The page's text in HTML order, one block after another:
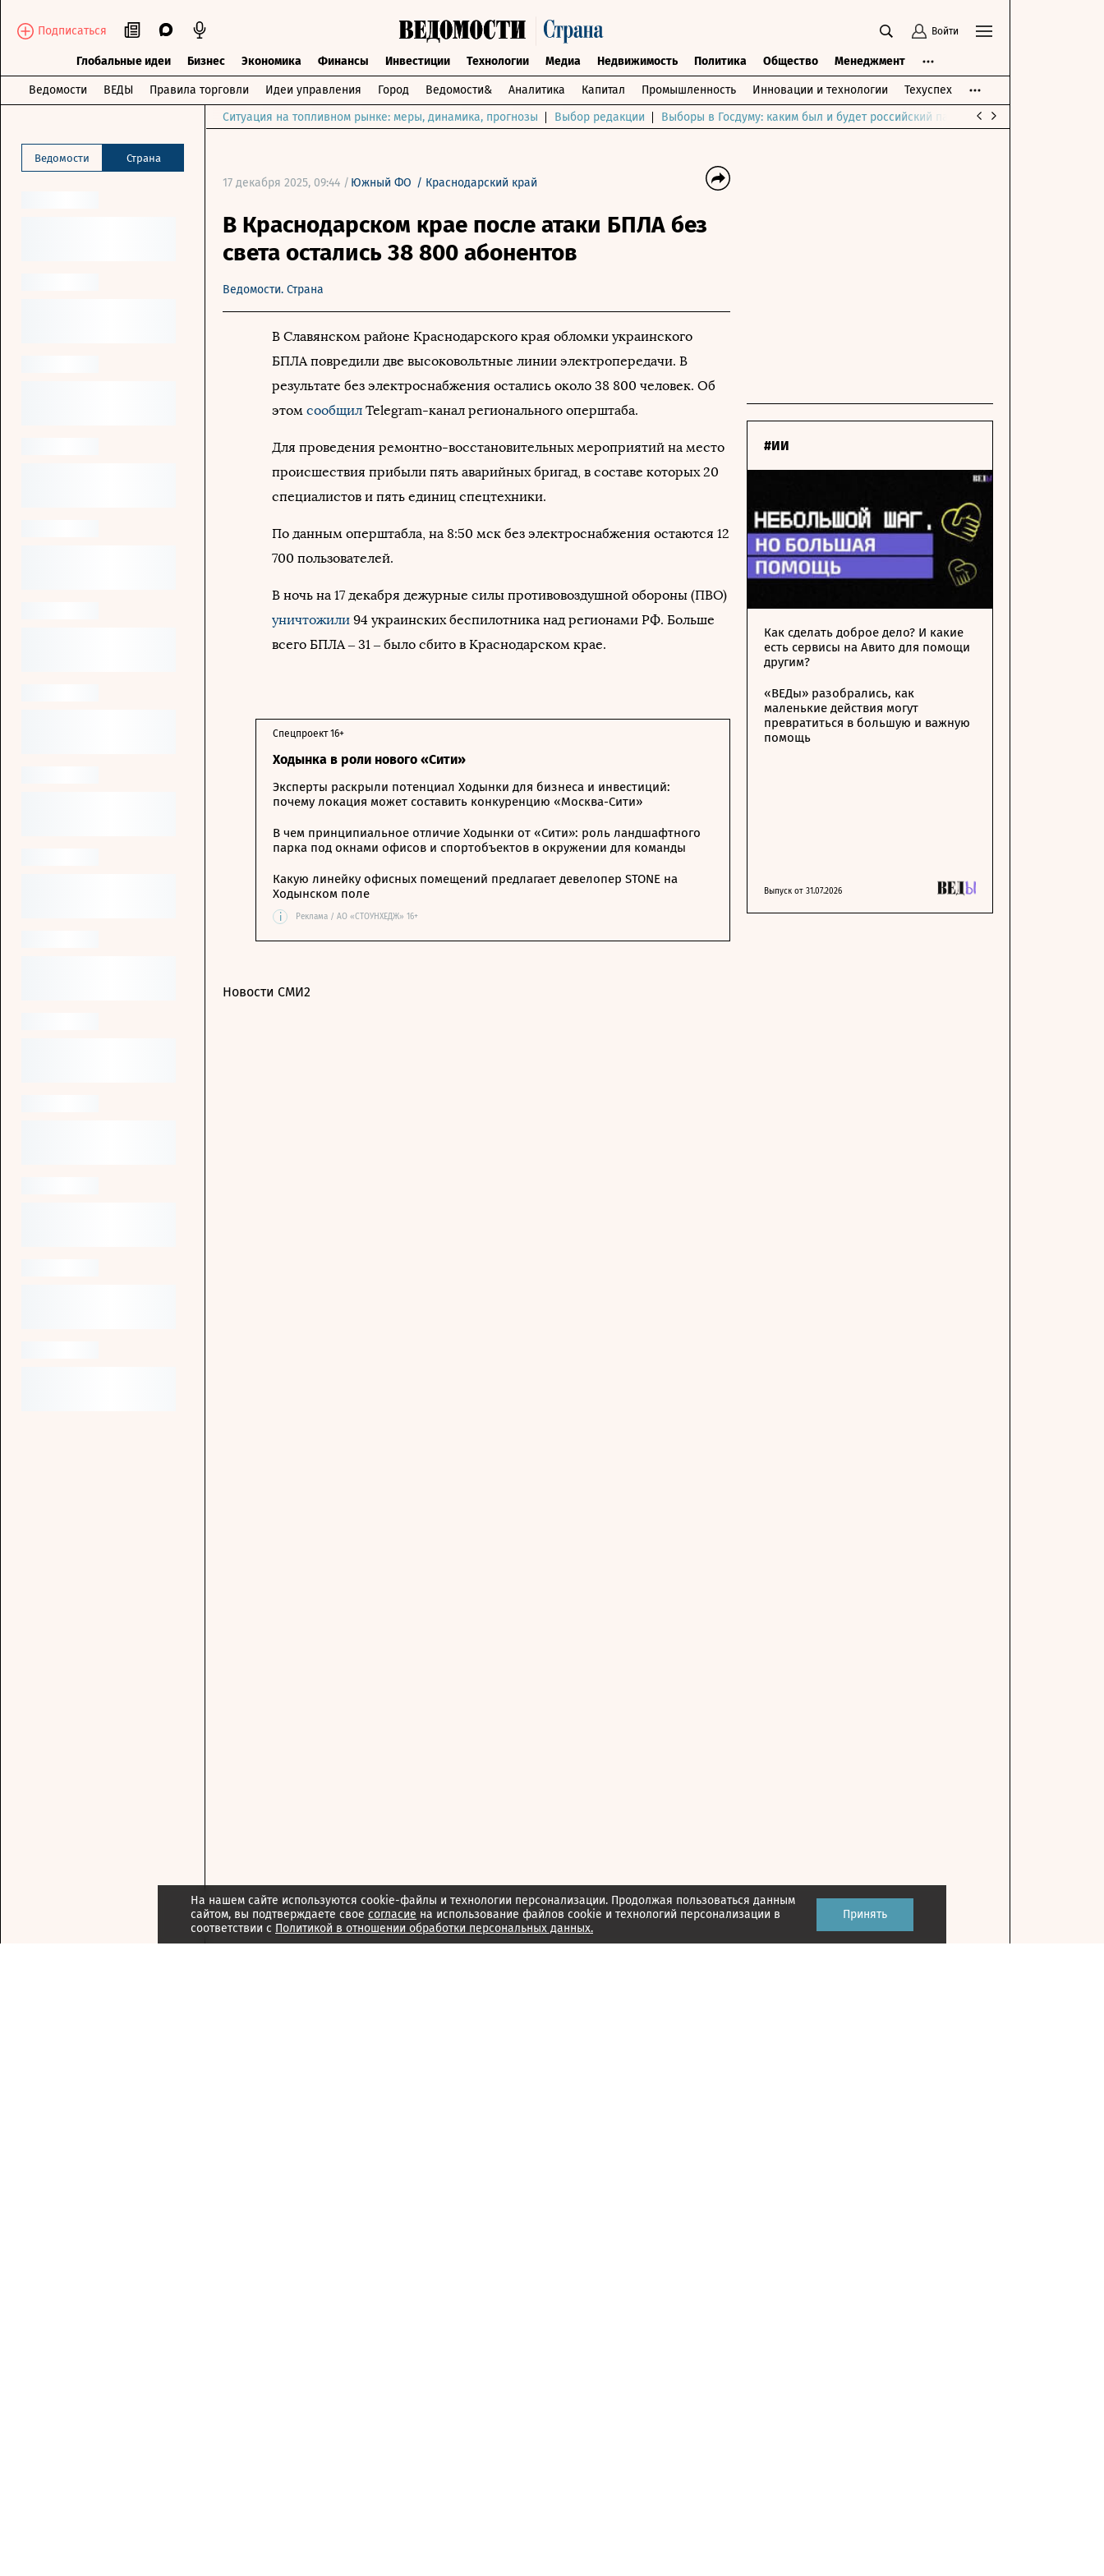
На нашем сайте используются cookie-файлы и технологии персонализации. Продолжая пользоваться данным
сайтом, вы подтверждаете свое согласие на использование файлов cookie и технологий персонализации в
соответствии с Политикой в отношении обработки персональных данных.
Принять
Подписаться Войти
Глобальные идеи Бизнес Экономика Финансы Инвестиции Технологии Медиа Недвижимость Политика Общество Менеджмент
Ведомости ВЕДЫ Правила торговли Идеи управления Город Ведомости& Аналитика Капитал Промышленность Инновации и технологии Техуспех
Ведомости Страна
Ситуация на топливном рынке: меры, динамика, прогнозы Выбор редакции Выборы в Госдуму: каким был и будет российский парламент
17 декабря 2025, 09:44 / Южный ФО / Краснодарский край
В Краснодарском крае после атаки БПЛА без
света остались 38 800 абонентов
Ведомости. Страна
В Славянском районе Краснодарского края обломки украинского
БПЛА повредили две высоковольтные линии электропередачи. В
результате без электроснабжения остались около 38 800 человек. Об
этом сообщил Telegram-канал регионального оперштаба.
Для проведения ремонтно-восстановительных мероприятий на место
происшествия прибыли пять аварийных бригад, в составе которых 20
специалистов и пять единиц спецтехники.
По данным оперштабла, на 8:50 мск без электроснабжения остаются 12
700 пользователей.
В ночь на 17 декабря дежурные силы противовоздушной обороны (ПВО)
уничтожили 94 украинских беспилотника над регионами РФ. Больше
всего БПЛА – 31 – было сбито в Краснодарском крае.
Ходынка в роли нового «Сити»
Спецпроект 16+
Эксперты раскрыли потенциал Ходынки для бизнеса и инвестиций:
почему локация может составить конкуренцию «Москва-Сити»
В чем принципиальное отличие Ходынки от «Сити»: роль ландшафтного
парка под окнами офисов и спортобъектов в окружении для команды
Какую линейку офисных помещений предлагает девелопер STONE на
Ходынском поле
i Реклама / АО «СТОУНХЕДЖ» 16+
#ИИ
Как сделать доброе дело? И какие
есть сервисы на Авито для помощи
другим?
«ВЕДы» разобрались, как
маленькие действия могут
превратиться в большую и важную
помощь
Выпуск от 31.07.2026
Новости СМИ2